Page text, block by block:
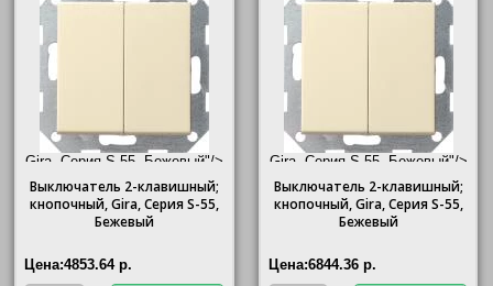
Gira, Серия S-55, Бежевый"/>
Выключатель 2-клавишный;
кнопочный,Gira, Серия S-55,
Бежевый
Цена:4853.64 р.
Gira, Серия S-55, Бежевый"/>
Выключатель 2-клавишный;
кнопочный,Gira, Серия S-55,
Бежевый
Цена:6844.36 р.